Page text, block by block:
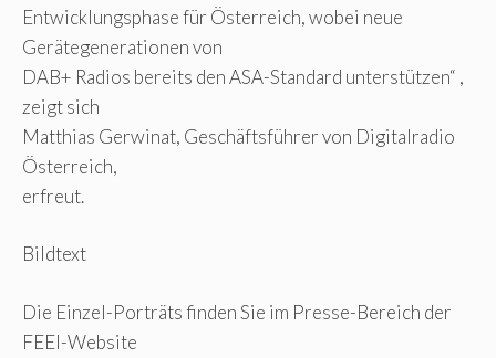
Entwicklungsphase für Österreich, wobei neue
Gerätegenerationen von
DAB+ Radios bereits den ASA-Standard unterstützen“ ,
zeigt sich
Matthias Gerwinat, Geschäftsführer von Digitalradio
Österreich,
erfreut.
Bildtext
Die Einzel-Porträts finden Sie im Presse-Bereich der
FEEI-Website